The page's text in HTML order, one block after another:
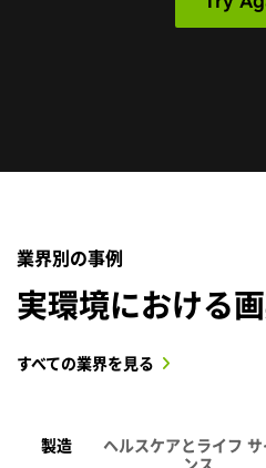
業界別の事例
実環境における
すべての業界を見る
製造
ヘルスケアとライフ サ